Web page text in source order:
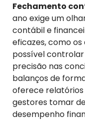
Fechamento
ano exige um
contábil e
eficazes, como
possível
precisão nas
balanços de
oferece
gestores tomar
desempenho